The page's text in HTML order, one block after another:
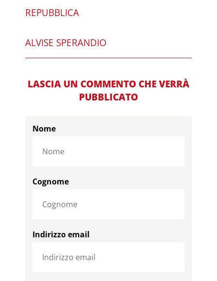
REPUBBLICA
ALVISE SPERANDIO
LASCIA UN COMMENTO CHE VERRÀ
PUBBLICATO
Nome
Cognome
Indirizzo email